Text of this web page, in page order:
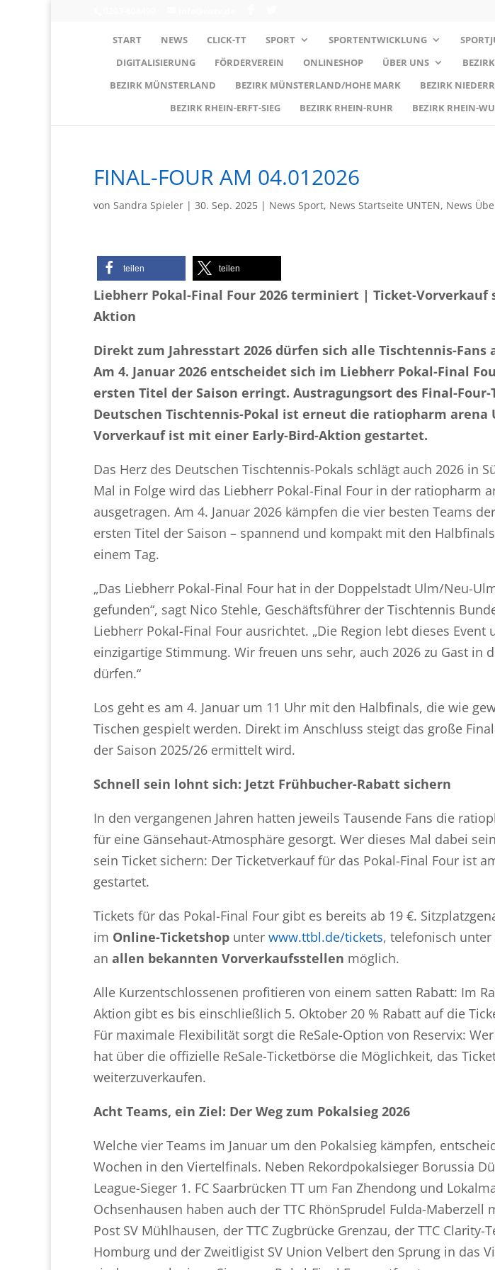
START NEWS CLICK-TT SPORT SPORTENTWICKLUNG
DIGITALISIERUNG
FÖRDERVEREIN ONLINESHOP ÜBER UNS
BEZIRK MÜNSTERLAND
BEZIRK MÜNSTERLAND/HOHE MARK BEZIRK
BEZIRK RHEIN-ERFT-SIEG
BEZIRK RHEIN-RUHR BEZIRK RHEIN-
FINAL-FOUR AM 04.012026
von Sandra Spieler | 30. Sep. 2025 | News Sport, News Startseite UNTEN, News
teilen teilen
Liebherr Pokal-Final Four 2026 terminiert | Ticket-
Aktion
Direkt zum Jahresstart 2026 dürfen sich alle Tischtennis-
Am 4. Januar 2026 entscheidet sich im Liebherr Pokal-Final
ersten Titel der Saison erringt. Austragungsort des Final-
Deutschen Tischtennis-Pokal ist erneut die ratiopharm arena
Vorverkauf ist mit einer Early-Bird-Aktion gestartet.
Das Herz des Deutschen Tischtennis-Pokals schlägt auch 2026 in
Mal in Folge wird das Liebherr Pokal-Final Four in der ratiopharm
ausgetragen. Am 4. Januar 2026 kämpfen die vier besten Teams
ersten Titel der Saison – spannend und kompakt mit den
einem Tag.
„Das Liebherr Pokal-Final Four hat in der Doppelstadt Ulm/Neu-
gefunden“, sagt Nico Stehle, Geschäftsführer der Tischtennis
Liebherr Pokal-Final Four ausrichtet. „Die Region lebt dieses Event
einzigartige Stimmung. Wir freuen uns sehr, auch 2026 zu Gast in
dürfen.“
Los geht es am 4. Januar um 11 Uhr mit den Halbfinals, die wie
Tischen gespielt werden. Direkt im Anschluss steigt das große
der Saison 2025/26 ermittelt wird.
Schnell sein lohnt sich: Jetzt Frühbucher-Rabatt sichern
In den vergangenen Jahren hatten jeweils Tausende Fans die
für eine Gänsehaut-Atmosphäre gesorgt. Wer dieses Mal dabei
sein Ticket sichern: Der Ticketverkauf für das Pokal-Final Four ist
gestartet.
Tickets für das Pokal-Final Four gibt es bereits ab 19 €.
im Online-Ticketshop unter www.ttbl.de/tickets, telefonisch unter
an allen bekannten Vorverkaufsstellen möglich.
Alle Kurzentschlossenen profitieren von einem satten Rabatt: Im
Aktion gibt es bis einschließlich 5. Oktober 20 % Rabatt auf die
Für maximale Flexibilität sorgt die ReSale-Option von Reservix:
hat über die offizielle ReSale-Ticketbörse die Möglichkeit, das
weiterzuverkaufen.
Acht Teams, ein Ziel: Der Weg zum Pokalsieg 2026
Welche vier Teams im Januar um den Pokalsieg kämpfen,
Wochen in den Viertelfinals. Neben Rekordpokalsieger Borussia
League-Sieger 1. FC Saarbrücken TT um Fan Zhendong und
Ochsenhausen haben auch der TTC RhönSprudel Fulda-
Post SV Mühlhausen, der TTC Zugbrücke Grenzau, der TTC Clarity-
Homburg und der Zweitligist SV Union Velbert den Sprung in das